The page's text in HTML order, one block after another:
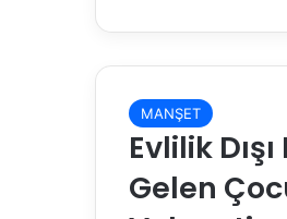
MANŞET
Evlilik
Gelen